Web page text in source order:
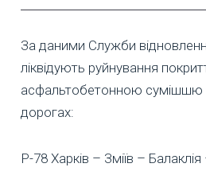
За даними Служби
ліквідують руйнування
асфальтобетонною сумішшю
дорогах:
Р-78 Харків – Зміїв –